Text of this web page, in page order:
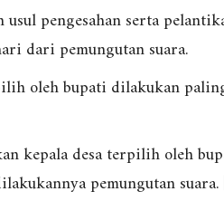
pengesahan serta
dari pemungutan suara.
oleh bupati dilakukan
kepala desa terpilih oleh
pemungutan suara.